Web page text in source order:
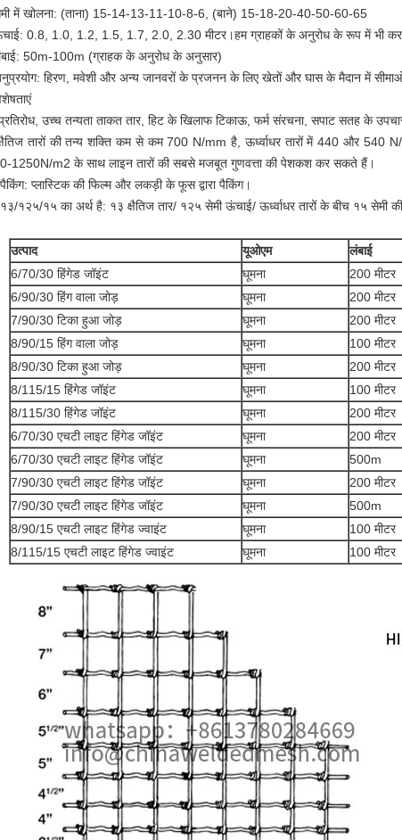
में खोलना: (ताना) 15-14-13-11-10-8-6, (बाने) 15-18-20-40-50-60-65
0.8, 1.0, 1.2, 1.5, 1.7, 2.0, 2.30 मीटर।हम ग्राहकों के अनुरोध के रूप में भी
50m-100m (ग्राहक के अनुरोध के अनुसार)
हिरण, मवेशी और अन्य जानवरों के प्रजनन के लिए खेतों और घास के मैदान में
उच्च तन्यता ताकत तार, हिट के खिलाफ टिकाऊ, फर्म संरचना, सपाट सतह के
तारों की तन्य शक्ति कम से कम 700 N/mm है, ऊर्ध्वाधर तारों में 440 और 540
1250N/m2 के साथ लाइन तारों की सबसे मजबूत गुणवत्ता की पेशकश कर सकते हैं।
प्लास्टिक की फिल्म और लकड़ी के फूस द्वारा पैकिंग।
१२५/१५ का अर्थ है: १३ क्षैतिज तार/ १२५ सेमी ऊंचाई/ ऊर्ध्वाधर तारों के बीच १५ सेमी की
उत्पाद यूओएम लंबाई
6/70/30 हिंगेड जॉइंट
घूमना 200 मीटर
6/90/30 हिंग वाला जोड़
घूमना 200 मीटर
7/90/30 टिका हुआ जोड़
घूमना 200 मीटर
8/90/15 हिंग वाला जोड़
घूमना 100 मीटर
8/90/30 टिका हुआ जोड़
घूमना 200 मीटर
8/115/15 हिंगेड जॉइंट
घूमना 100 मीटर
8/115/30 हिंगेड जॉइंट
घूमना 200 मीटर
6/70/30 एचटी लाइट हिंगेड जॉइंट
घूमना 200 मीटर
6/70/30 एचटी लाइट हिंगेड जॉइंट
घूमना 500m
7/90/30 एचटी लाइट हिंगेड जॉइंट
घूमना 200 मीटर
7/90/30 एचटी लाइट हिंगेड जॉइंट
घूमना 500m
8/90/15 एचटी लाइट हिंगेड ज्वाइंट
घूमना 100 मीटर
8/115/15 एचटी लाइट हिंगेड ज्वाइंट
घूमना 100 मीटर